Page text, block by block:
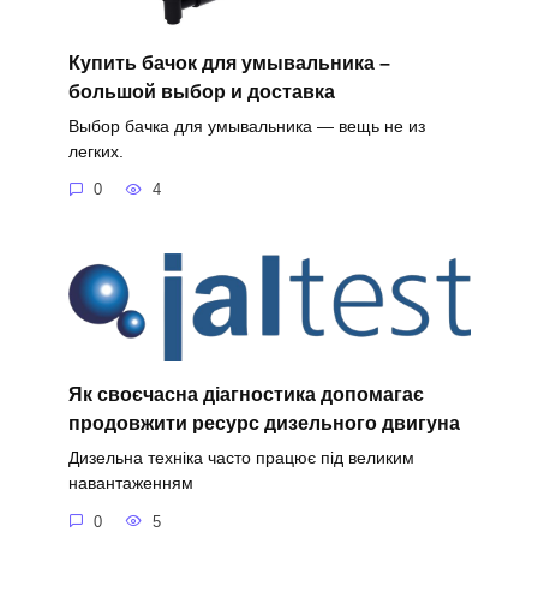
Купить бачок для умывальника –
большой выбор и доставка
Выбор бачка для умывальника — вещь не из
легких.
0 4
Як своєчасна діагностика допомагає
продовжити ресурс дизельного двигуна
Дизельна техніка часто працює під великим
навантаженням
0 5